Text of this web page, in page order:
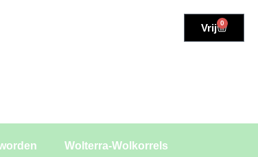
Vrij 0
Wolterra-Wolkorrels